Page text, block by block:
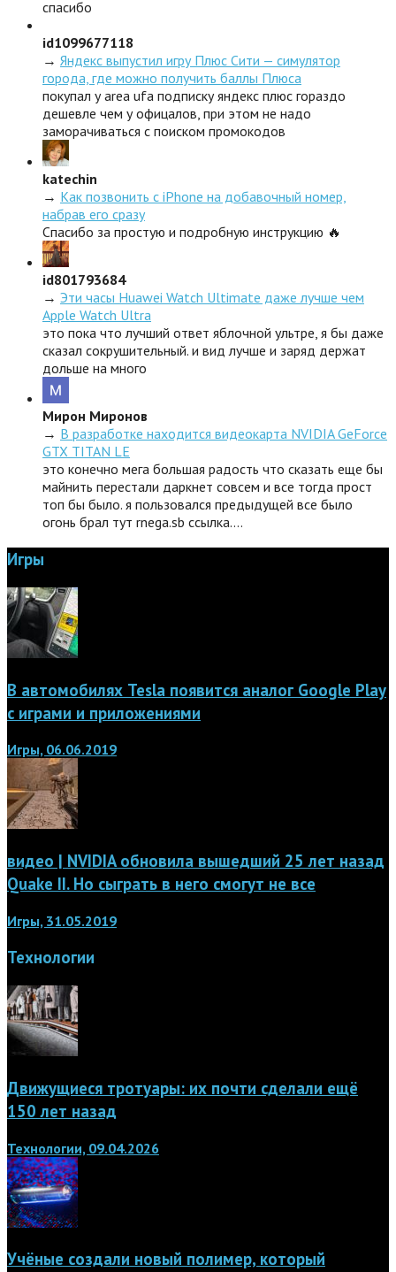
спасибо
id1099677118
→ Яндекс выпустил игру Плюс Сити — симулятор
города, где можно получить баллы Плюса
покупал у area ufa подписку яндекс плюс гораздо
дешевле чем у офицалов, при этом не надо
заморачиваться с поиском промокодов
katechin
→ Как позвонить с iPhone на добавочный номер,
набрав его сразу
Спасибо за простую и подробную инструкцию 🔥
id801793684
→ Эти часы Huawei Watch Ultimate даже лучше чем
Apple Watch Ultra
это пока что лучший ответ яблочной ультре, я бы даже
сказал сокрушительный. и вид лучше и заряд держат
дольше на много
Мирон Миронов
→ В разработке находится видеокарта NVIDIA GeForce
GTX TITAN LE
это конечно мега большая радость что сказать еще бы
майнить перестали даркнет совсем и все тогда прост
топ бы было. я пользовался предыдущей все было
огонь брал тут rnega.sb ссылка.…
Игры
В автомобилях Tesla появится аналог Google Play
с играми и приложениями
Игры, 06.06.2019
видео | NVIDIA обновила вышедший 25 лет назад
Quake II. Но сыграть в него смогут не все
Игры, 31.05.2019
Технологии
Движущиеся тротуары: их почти сделали ещё
150 лет назад
Технологии, 09.04.2026
Учёные создали новый полимер, который